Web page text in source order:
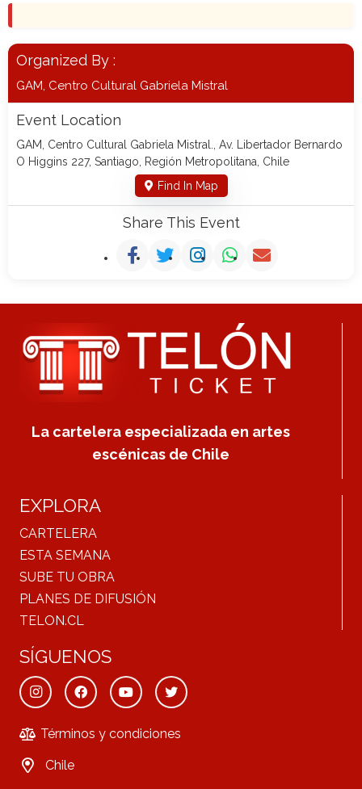
Organized By :
GAM, Centro Cultural Gabriela Mistral
Event Location
GAM, Centro Cultural Gabriela Mistral., Av. Libertador Bernardo
O Higgins 227, Santiago, Región Metropolitana, Chile
Find In Map
Share This Event
La cartelera especializada en artes
escénicas de Chile
EXPLORA
CARTELERA
ESTA SEMANA
SUBE TU OBRA
PLANES DE DIFUSIÓN
TELON.CL
SÍGUENOS
Términos y condiciones
Chile